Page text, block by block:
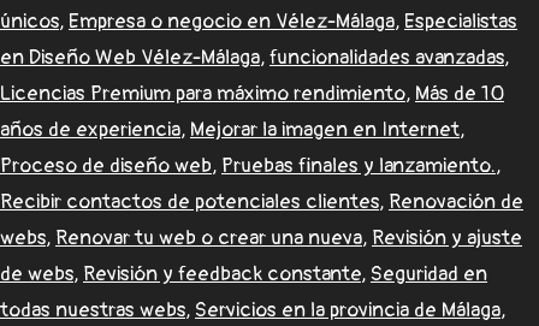
únicos, Empresa o negocio en Vélez-Málaga, Especialistas
en Diseño Web Vélez-Málaga,funcionalidades avanzadas,
Licencias Premium para máximo rendimiento, Más de 10
años de experiencia, Mejorar la imagen en Internet,
Proceso de diseño web, Pruebas finales y lanzamiento.,
Recibir contactos de potenciales clientes, Renovación de
webs, Renovar tu web o crear una nueva, Revisión y ajuste
de webs, Revisión y feedback constante, Seguridad en
todas nuestras webs, Servicios en la provincia de Málaga,